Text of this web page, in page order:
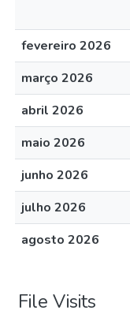
fevereiro 2026
março 2026
abril 2026
maio 2026
junho 2026
julho 2026
agosto 2026
File Visits